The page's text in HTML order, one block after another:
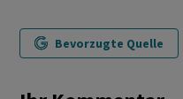
Bevorzugte Quelle